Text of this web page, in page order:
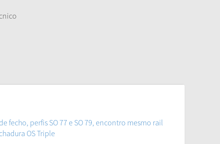
fecho, perfis SO 77 e SO 79, encontro mesmo rail
OS Triple